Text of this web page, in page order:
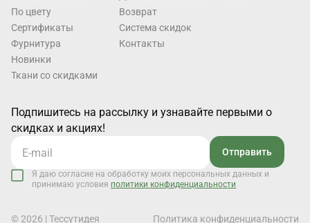
По цвету
Cертификаты
Фурнитура
Новинки
Ткани со скидками
Возврат
Система скидок
Контакты
Подпишитесь на рассылку и узнавайте первыми о
скидках и акциях!
Отправить
Я даю согласие на обработку моих персональных данных и
принимаю условия политики конфиденциальности
© 2026 | Тессутидея Политика конфиденциальности